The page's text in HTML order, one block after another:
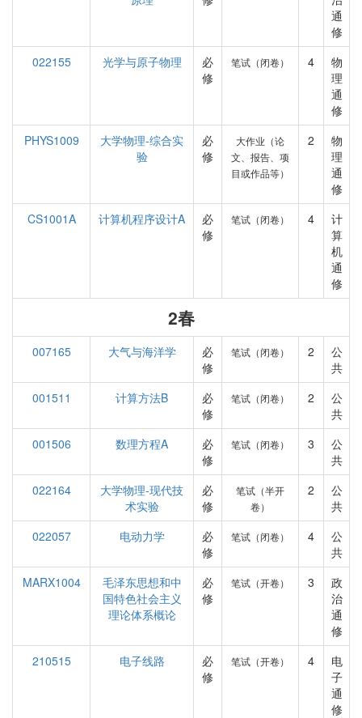
通
修
022155
光学与原子物理
必
修
笔试（闭卷） 4
物
理
通
修
PHYS1009
大学物理-综合实
验
必
修
大作业（论
文、报告、项
目或作品等）
2
物
理
通
修
CS1001A
计算机程序设计A
必
修
笔试（闭卷） 4
计
算
机
通
修
2春
007165 大气与海洋学
必
修
笔试（闭卷） 2
公
共
001511
计算方法B
必
修
笔试（闭卷） 2
公
共
001506
数理方程A
必
修
笔试（闭卷） 3
公
共
022164
大学物理-现代技
术实验
必
修
笔试（半开
卷）
2
公
共
022057
电动力学
必
修
笔试（闭卷） 4
公
共
MARX1004
毛泽东思想和中
国特色社会主义
理论体系概论
必
修
笔试（开卷） 3
政
治
通
修
210515
电子线路
必
修
笔试（开卷） 4
电
子
通
修